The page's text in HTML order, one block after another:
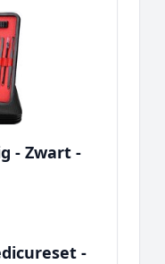
- Zwart -
-